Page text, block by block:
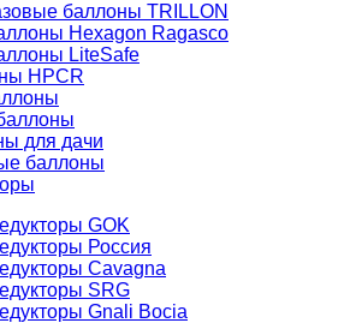
баллоны TRILLON
Hexagon Ragasco
LiteSafe
HPCR
для дачи
баллоны
GOK
Россия
Cavagna
SRG
Gnali Bocia